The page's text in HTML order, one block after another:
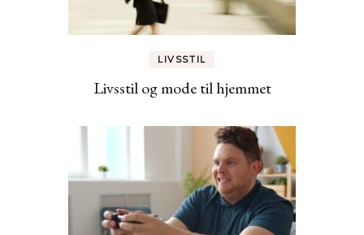
LIVSSTIL
Livsstil og mode til hjemmet